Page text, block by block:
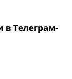
в Телеграм-